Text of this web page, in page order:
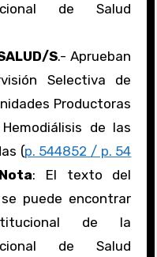
de Salud
S.- Aprueban
Selectiva de
Productoras
de las
(p. 544852 / p. 54
Nota: El texto del
puede encontrar
de la
de Salud